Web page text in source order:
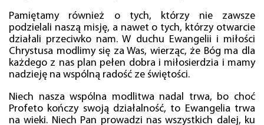
Pamiętamy również o tych, którzy nie zawsze
podzielali naszą misję, a nawet o tych, którzy otwarcie
działali przeciwko nam. W duchu Ewangelii i miłości
Chrystusa modlimy się za Was, wierząc, że Bóg ma dla
każdego z nas plan pełen dobra i miłosierdzia i mamy
nadzieję na wspólną radość ze świętości.
Niech nasza wspólna modlitwa nadal trwa, bo choć
Profeto kończy swoją działalność, to Ewangelia trwa
na wieki. Niech Pan prowadzi nas wszystkich dalej, ku